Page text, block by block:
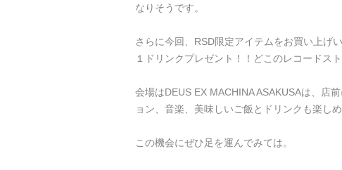
なりそうです。
さらに今回、RSD限定アイテムをお買い上げ
１ドリンクプレゼント！！どこのレコードス
会場はDEUS EX MACHINA ASAKUSAは、店
ョン、音楽、美味しいご飯とドリンクも楽し
この機会にぜひ足を運んでみては。